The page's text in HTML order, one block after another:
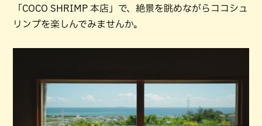
「COCO SHRIMP 本店」で、絶景を眺めながらココシュ
リンプを楽しんでみませんか。